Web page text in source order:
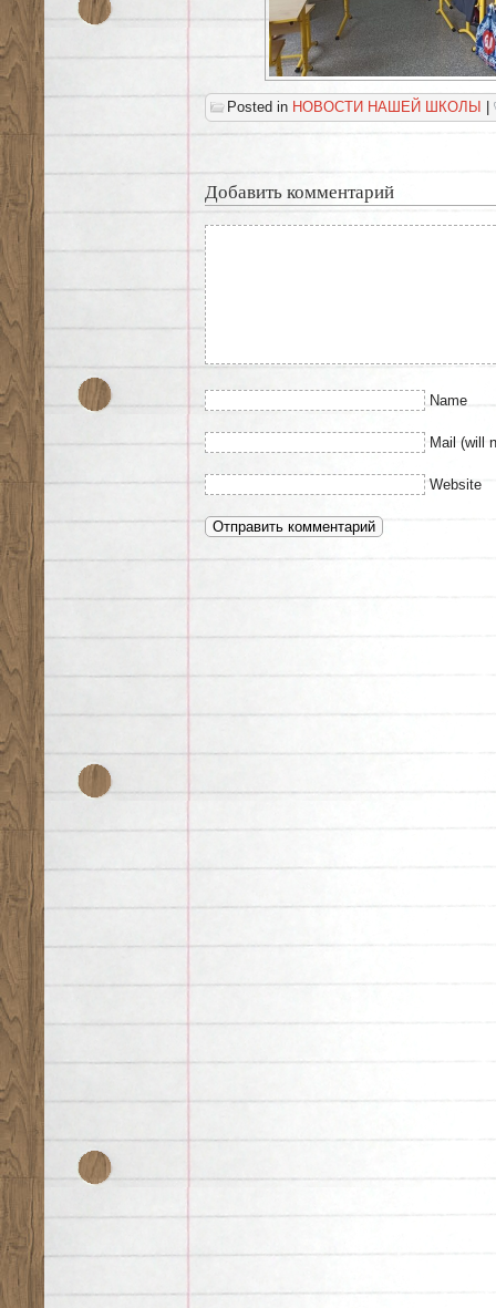
Posted in НОВОСТИ НАШЕЙ ШКОЛЫ |
Добавить комментарий
Name
Mail (will
Website